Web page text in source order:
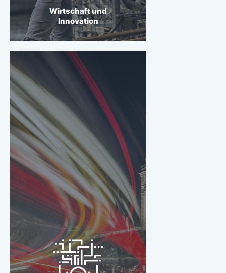
Wirtschaft und
Innovation
Moderne Mobilität
Schnell, sicher und
sauber ans Ziel.